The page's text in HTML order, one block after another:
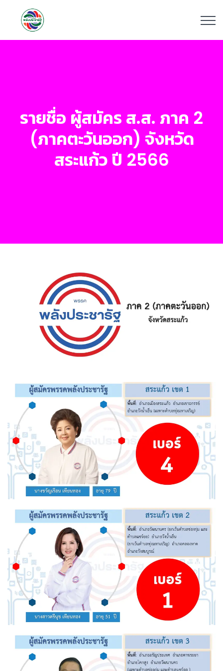
รายชื่อ ผู้สมัคร ส.ส. ภาค 2
(ภาคตะวันออก) จังหวัด
สระแก้ว ปี 2566